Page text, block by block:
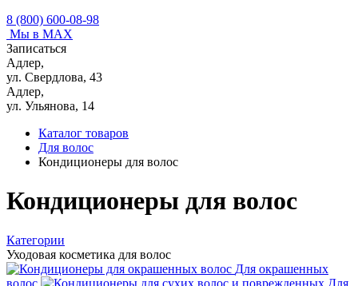
8 (800) 600-08-98
Мы в MAX
Записаться
Адлер,
ул. Свердлова, 43
Адлер,
ул. Ульянова, 14
Каталог товаров
Для волос
Кондиционеры для волос
Кондиционеры для волос
Категории
Уходовая косметика для волос
Для окрашенных
волос
Для